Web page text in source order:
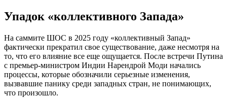
Упадок «коллективного Запада»
На саммите ШОС в 2025 году «коллективный Запад»
фактически прекратил свое существование, даже несмотря на
то, что его влияние все еще ощущается. После встречи Путина
с премьер-министром Индии Нарендрой Моди начались
процессы, которые обозначили серьезные изменения,
вызвавшие панику среди западных стран, не понимающих,
что произошло.